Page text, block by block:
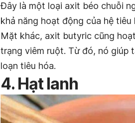
Đây là một loại axit béo chuỗi
khả năng hoạt động của hệ tiêu
Mặt khác, axit butyric cũng
trạng viêm ruột. Từ đó, nó giúp
loạn tiêu hóa.
4. Hạt lanh